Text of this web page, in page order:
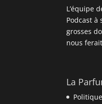
L’équipe
Podcast à
grosses
nous
La